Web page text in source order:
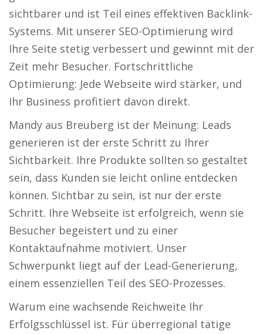
sichtbarer und ist Teil eines effektiven Backlink-
Systems. Mit unserer SEO-Optimierung wird
Ihre Seite stetig verbessert und gewinnt mit der
Zeit mehr Besucher. Fortschrittliche
Optimierung: Jede Webseite wird stärker, und
Ihr Business profitiert davon direkt.
Mandy aus Breuberg ist der Meinung: Leads
generieren ist der erste Schritt zu Ihrer
Sichtbarkeit. Ihre Produkte sollten so gestaltet
sein, dass Kunden sie leicht online entdecken
können. Sichtbar zu sein, ist nur der erste
Schritt. Ihre Webseite ist erfolgreich, wenn sie
Besucher begeistert und zu einer
Kontaktaufnahme motiviert. Unser
Schwerpunkt liegt auf der Lead-Generierung,
einem essenziellen Teil des SEO-Prozesses.
Warum eine wachsende Reichweite Ihr
Erfolgsschlüssel ist. Für überregional tätige